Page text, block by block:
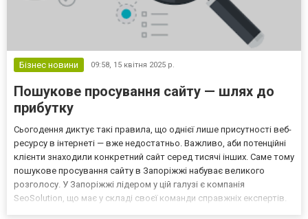
Бізнес новини 09:58, 15 квітня 2025 р.
Пошукове просування сайту — шлях до
прибутку
Сьогодення диктує такі правила, що однієї лише присутності веб-
ресурсу в інтернеті — вже недостатньо. Важливо, аби потенційні
клієнти знаходили конкретний сайт серед тисячі інших. Саме тому
пошукове просування сайту в Запоріжжі набуває великого
розголосу. У Запоріжжі лідером у цій галузі є компанія
SeoSolution, що має у складі своєї команди справжніх експертів.